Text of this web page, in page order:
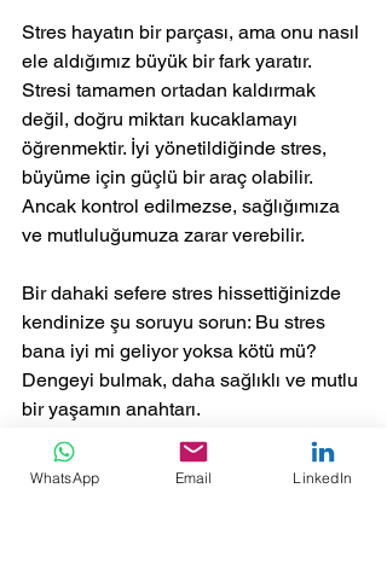
Stres hayatın bir parçası, ama onu nasıl
ele aldığımız büyük bir fark yaratır.
Stresi tamamen ortadan kaldırmak
değil, doğru miktarı kucaklamayı
öğrenmektir. İyi yönetildiğinde stres,
büyüme için güçlü bir araç olabilir.
Ancak kontrol edilmezse, sağlığımıza
ve mutluluğumuza zarar verebilir.
Bir dahaki sefere stres hissettiğinizde
kendinize şu soruyu sorun: Bu stres
bana iyi mi geliyor yoksa kötü mü?
Dengeyi bulmak, daha sağlıklı ve mutlu
bir yaşamın anahtarı.
WhatsApp Email LinkedIn